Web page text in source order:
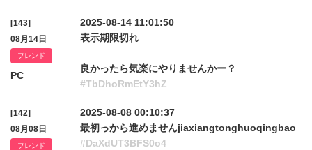
[143]
08月14日
フレンド
PC
2025-08-14 11:01:50
表示期限切れ
良かったら気楽にやりませんかー？
#TbDhoRmEtY3hZ
[142]
08月08日
フレンド
2025-08-08 00:10:37
最初っから進めませんjiaxiangtonghuoqingbao
#DaXdUT3BFS0o4